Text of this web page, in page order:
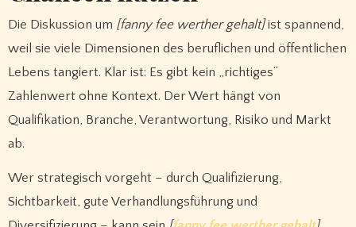
Die Diskussion um [fanny fee werther gehalt]ist spannend,
weil sie viele Dimensionen des beruflichen und öffentlichen
Lebens tangiert. Klar ist: Es gibt kein „richtiges“
Zahlenwert ohne Kontext. Der Wert hängt von
Qualifikation, Branche, Verantwortung, Risiko und Markt
ab.
Wer strategisch vorgeht – durch Qualifizierung,
Sichtbarkeit, gute Verhandlungsführung und